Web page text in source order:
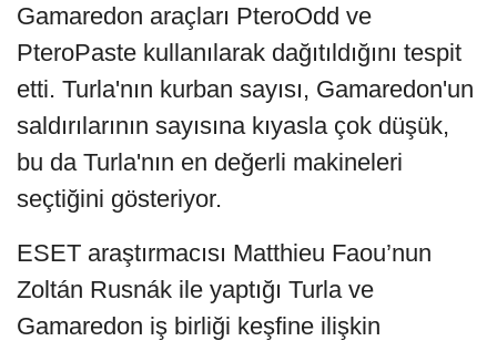
Gamaredon araçları PteroOdd ve
PteroPaste kullanılarak dağıtıldığını tespit
etti. Turla'nın kurban sayısı, Gamaredon'un
saldırılarının sayısına kıyasla çok düşük,
bu da Turla'nın en değerli makineleri
seçtiğini gösteriyor.
ESET araştırmacısı Matthieu Faou’nun
Zoltán Rusnák ile yaptığı Turla ve
Gamaredon iş birliği keşfine ilişkin